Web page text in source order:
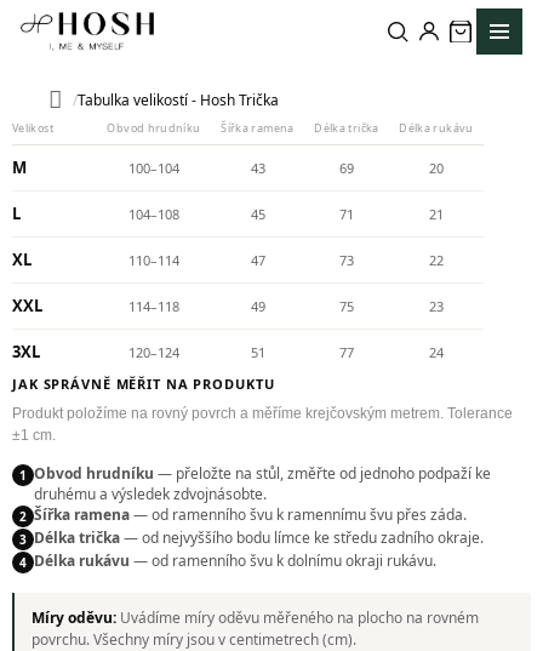
Přejít
Domů
Tabulka velikostí - Hosh Trička
Velikost Obvod hrudníku Šířka ramena Délka trička Délka rukávu
M 100–104 43 69 20
L 104–108 45 71 21
XL 110–114 47 73 22
XXL 114–118 49 75 23
3XL 120–124 51 77
24
JAK SPRÁVNĚ MĚŘIT NA PRODUKTU
Produkt položíme na rovný povrch a měříme krejčovským metrem. Tolerance
±1 cm.
1 Obvod hrudníku — přeložte na stůl, změřte od jednoho podpaží ke
druhému a výsledek zdvojnásobte.
2 Šířka ramena— od ramenního švu k ramennímu švu přes záda.
3 Délka trička— od nejvyššího bodu límce ke středu zadního okraje.
4 Délka rukávu — od ramenního švu k dolnímu okraji rukávu.
Míry oděvu: Uvádíme míry oděvu měřeného na plocho na rovném
povrchu. Všechny míry jsou v centimetrech (cm).